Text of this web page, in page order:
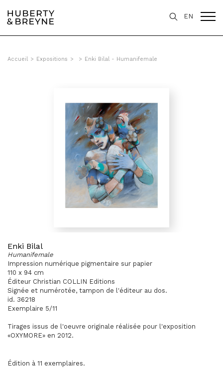
EN
Accueil > Expositions > > Enki Bilal - Humanifemale
Enki Bilal
Humanifemale
Impression numérique pigmentaire sur papier
110 x 94 cm
Éditeur Christian COLLIN Editions
Signée et numérotée, tampon de l'éditeur au dos.
id. 36218
Exemplaire 5/11
Tirages issus de l'oeuvre originale réalisée pour l'exposition
«OXYMORE» en 2012.
Édition à 11 exemplaires.